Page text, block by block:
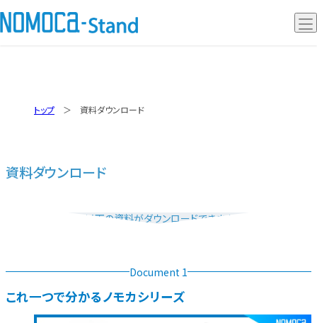
ノモカデスク
事例動画
導入の流れ
セミナー情報
トップ 資料ダウンロード
資料ダウンロード
以下の資料がダウンロードできます。
Document 1
これ⼀つで分かるノモカシリーズ